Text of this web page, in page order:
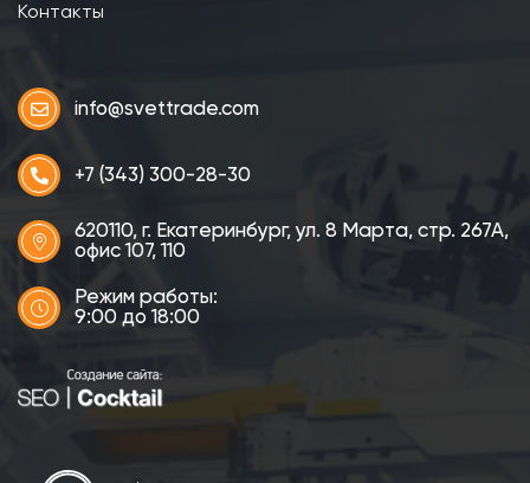
Контакты
info@svettrade.com
+7 (343) 300-28-30
620110, г. Екатеринбург, ул. 8 Марта, стр. 267А,
офис 107, 110
Режим работы:
9:00 до 18:00